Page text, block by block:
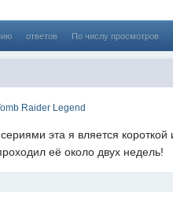
ответов По числу просмотров
Raider Legend
эта я вляется
её около двух недель!